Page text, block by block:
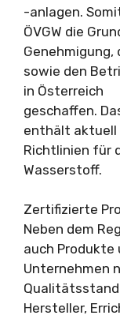
-anlagen.
ÖVGW die
Genehmigung,
sowie den
in Österreich
geschaffen.
enthält aktuell
Richtlinien für
Wasserstoff.
Zertifizierte
Neben dem
auch Produkte
Unternehmen
Hersteller,